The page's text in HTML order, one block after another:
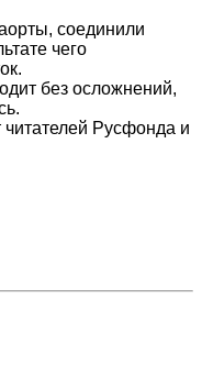
соединили
чего
без осложнений,
Русфонда и